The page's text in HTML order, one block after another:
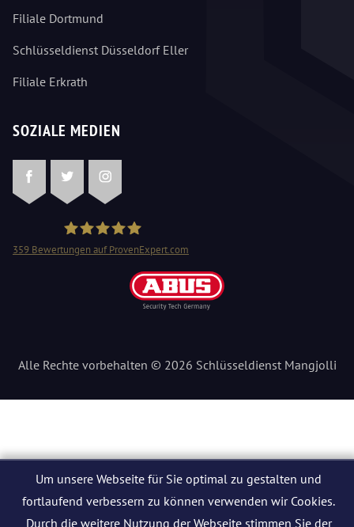
Filiale Dortmund
Schlüsseldienst Düsseldorf Eller
Filiale Erkrath
SOZIALE MEDIEN
FacebookTwitterInstagram
Schlüsseldienst Mangjolli
359 Bewertungen auf ProvenExpert.com
Alle Rechte vorbehalten © 2026 Schlüsseldienst Mangjolli
Um unsere Webseite für Sie optimal zu gestalten und
fortlaufend verbessern zu können verwenden wir Cookies.
Durch die weitere Nutzung der Webseite stimmen Sie der